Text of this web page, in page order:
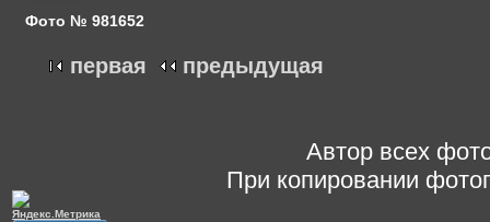
Фото № 981652
первая предыдущая
Автор всех
При копировании